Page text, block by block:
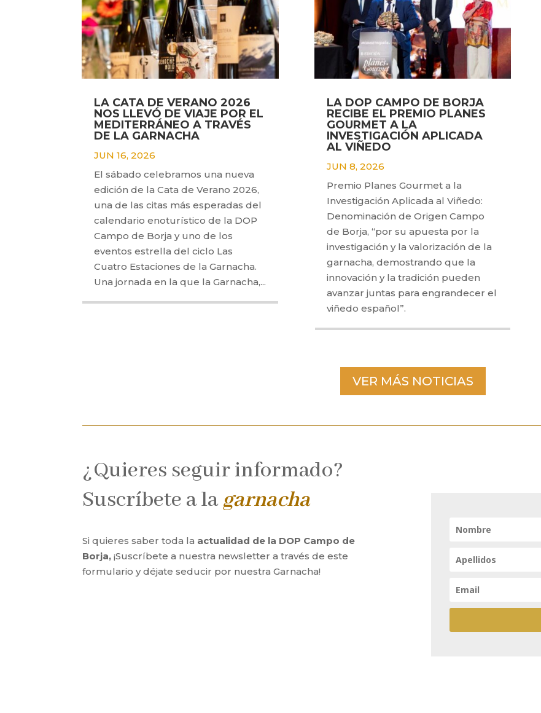
LA CATA DE VERANO 2026
NOS LLEVÓ DE VIAJE POR EL
MEDITERRÁNEO A TRAVÉS
DE LA GARNACHA
JUN 16, 2026
El sábado celebramos una nueva
edición de la Cata de Verano 2026,
una de las citas más esperadas del
calendario enoturístico de la DOP
Campo de Borja y uno de los
eventos estrella del ciclo Las
Cuatro Estaciones de la Garnacha.
Una jornada en la que la Garnacha,...
LA DOP CAMPO DE BORJA
RECIBE EL PREMIO PLANES
GOURMET A LA
INVESTIGACIÓN APLICADA
AL VIÑEDO
JUN 8, 2026
Premio Planes Gourmet a la
Investigación Aplicada al Viñedo:
Denominación de Origen Campo
de Borja, “por su apuesta por la
investigación y la valorización de la
garnacha, demostrando que la
innovación y la tradición pueden
avanzar juntas para engrandecer el
viñedo español”.
VER MÁS NOTICIAS
¿Quieres seguir informado?
Suscríbete a lagarnacha
Si quieres saber toda la actualidad de la DOP Campo de
Borja, ¡Suscríbete a nuestra newsletter a través de este
formulario y déjate seducir por nuestra Garnacha!